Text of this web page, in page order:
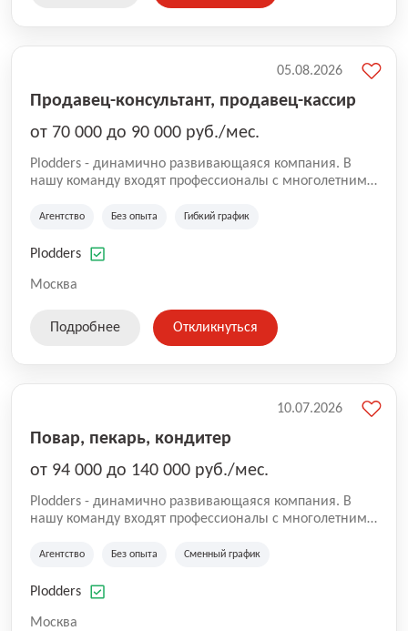
Продавец-консультант, продавец-кассир
от 70 000 до 90 000 руб./мес.
Plodders - динамично развивающаяся компания. В
нашу команду входят профессионалы с многолетним
на рынке аутсорсинга, а накопленный опыт позволяют
оказываемых услуг.
Агентство Без опыта Гибкий график
Plodders
Москва
05.08.2026
Подробнее Откликнуться
Повар, пекарь, кондитер
от 94 000 до 140 000 руб./мес.
Plodders - динамично развивающаяся компания. В
нашу команду входят профессионалы с многолетним
на рынке аутсорсинга, а накопленный опыт позволяют
оказываемых услуг.
Агентство Без опыта Сменный график
Plodders
Москва
10.07.2026